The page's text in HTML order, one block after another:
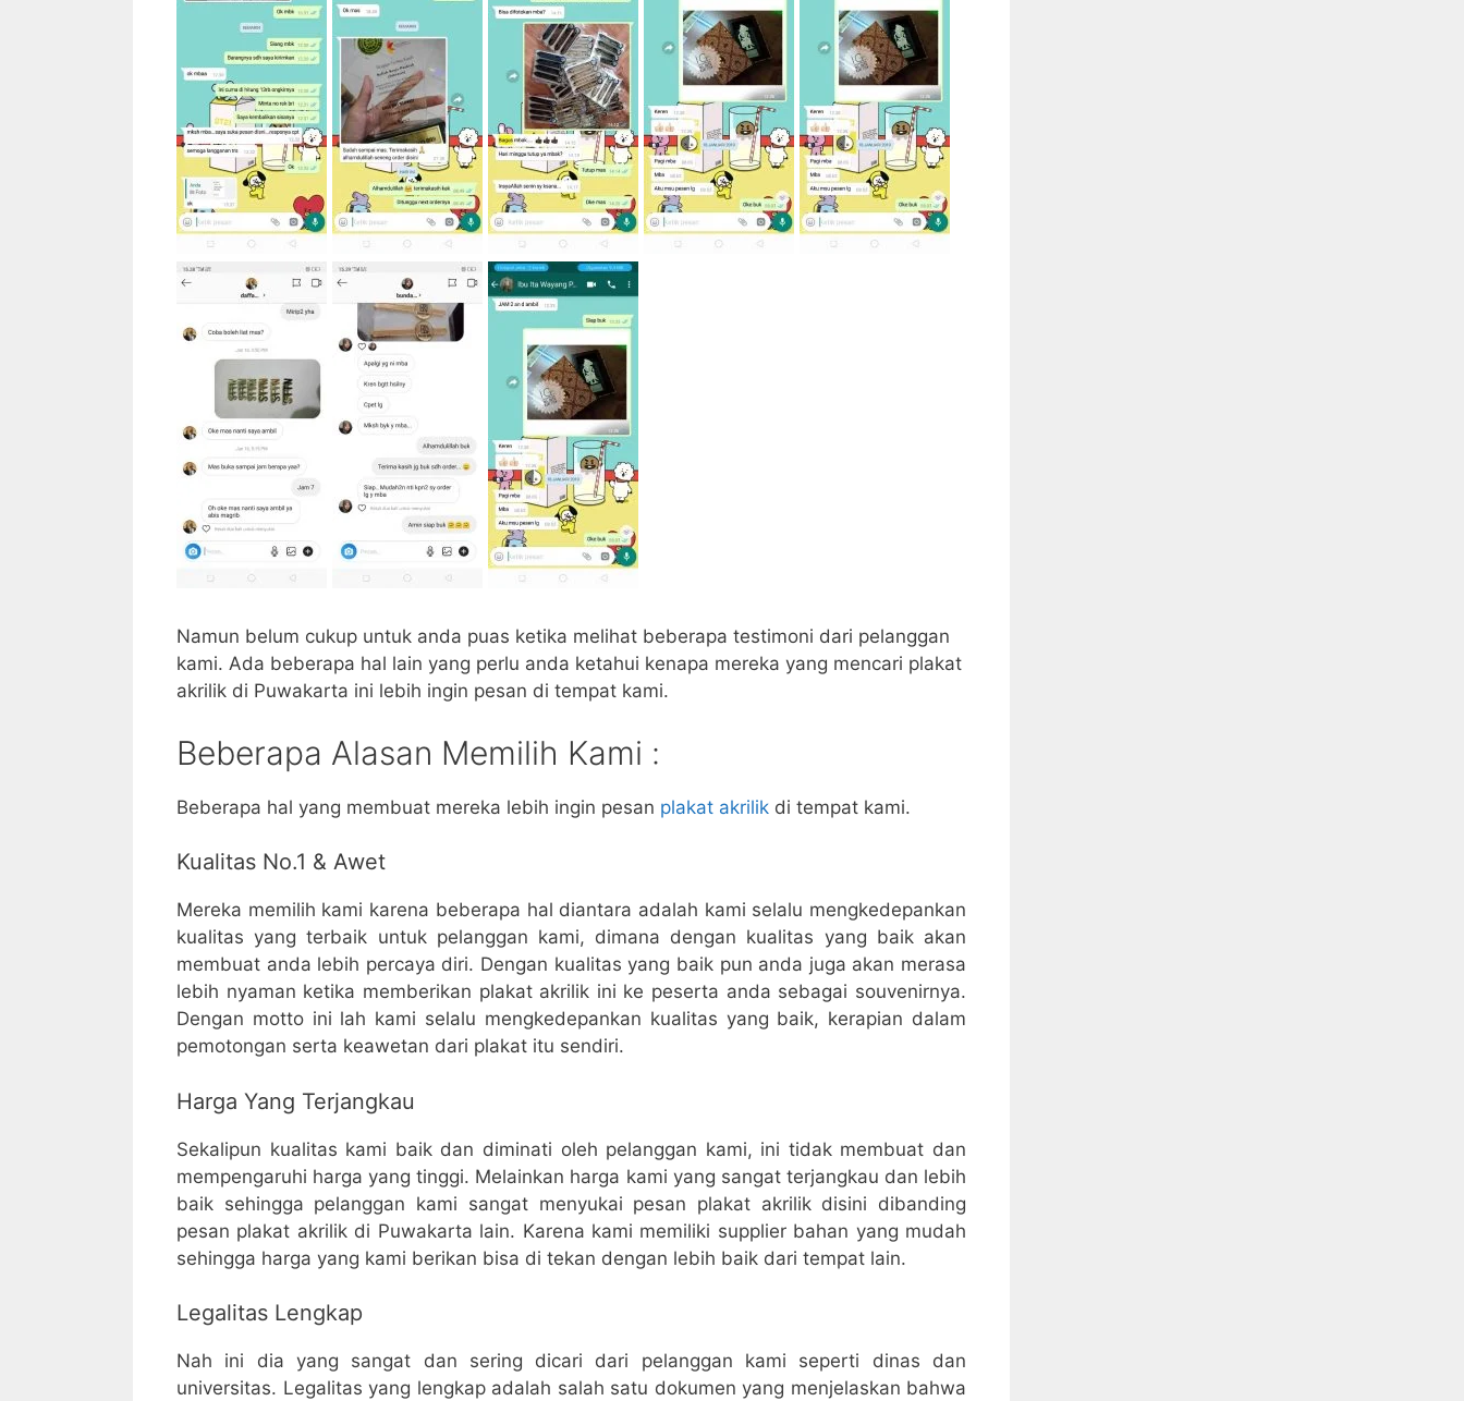
Namun belum cukup untuk anda puas ketika melihat beberapa testimoni dari pelanggan
kami. Ada beberapa hal lain yang perlu anda ketahui kenapa mereka yang mencari plakat
akrilik di Puwakarta ini lebih ingin pesan di tempat kami.
Beberapa Alasan Memilih Kami :
Beberapa hal yang membuat mereka lebih ingin pesan plakat akrilik di tempat kami.
Kualitas No.1 & Awet
Mereka memilih kami karena beberapa hal diantara adalah kami selalu mengkedepankan
kualitas yang terbaik untuk pelanggan kami, dimana dengan kualitas yang baik akan
membuat anda lebih percaya diri. Dengan kualitas yang baik pun anda juga akan merasa
lebih nyaman ketika memberikan plakat akrilik ini ke peserta anda sebagai souvenirnya.
Dengan motto ini lah kami selalu mengkedepankan kualitas yang baik, kerapian dalam
pemotongan serta keawetan dari plakat itu sendiri.
Harga Yang Terjangkau
Sekalipun kualitas kami baik dan diminati oleh pelanggan kami, ini tidak membuat dan
mempengaruhi harga yang tinggi. Melainkan harga kami yang sangat terjangkau dan lebih
baik sehingga pelanggan kami sangat menyukai pesan plakat akrilik disini dibanding
pesan plakat akrilik di Puwakarta lain. Karena kami memiliki supplier bahan yang mudah
sehingga harga yang kami berikan bisa di tekan dengan lebih baik dari tempat lain.
Legalitas Lengkap
Nah ini dia yang sangat dan sering dicari dari pelanggan kami seperti dinas dan
universitas. Legalitas yang lengkap adalah salah satu dokumen yang menjelaskan bahwa